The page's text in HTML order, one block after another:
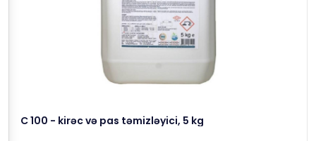
C 100 - kirəc və pas təmizləyici, 5 kg